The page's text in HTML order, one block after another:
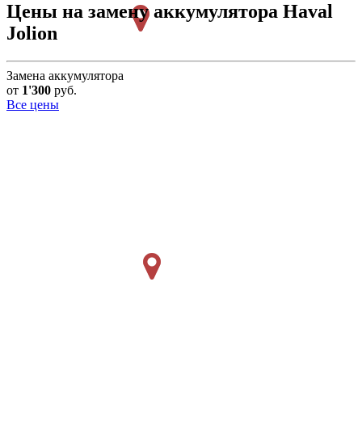
Цены на замену аккумулятора Haval
Jolion
Замена аккумулятора
от 1'300 руб.
Все цены